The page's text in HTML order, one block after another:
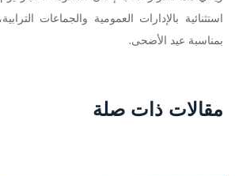
استثنائية بالإدارات العمومية والجماعات
بمناسبة عيد الأضحى.
مقالات ذات صلة